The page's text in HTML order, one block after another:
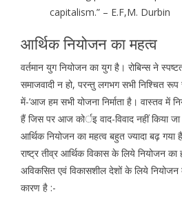
capitalism.” – E.F,M. Durbin
आर्थिक नियोजन का महत्व
वर्तमान युग नियोजन का युग है। रोबिन्स ने
समाजवादी न हो, परन्तु लगभग सभी निश्चित रूप
में-’आज हम सभी योजना निर्माता है। वास्तव में
हैं जिस पर आज कोर्इ वाद-विवाद नहीं किया
आर्थिक नियोजन का महत्व बहुत ज्यादा बढ़
राष्ट्र तीव्र आर्थिक विकास के लिये नियोजन
अविकसित एवं विकासशील देशों के लिये
कारण है :-